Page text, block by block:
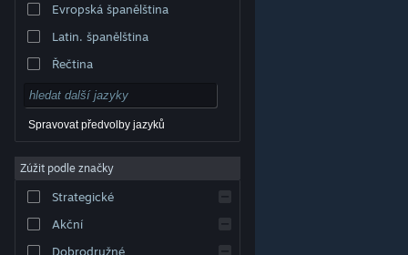
© Valve Corporation. Všechna práva vyhrazena.
příslušných subjektů v USA a dalších zemích.
Smlouva o užívání služby Steam
Cookies
Evropská španělština
Latin. španělština
Řečtina
Spravovat předvolby jazyků
Zúžit podle značky
Strategické
Akční
Dobrodružné